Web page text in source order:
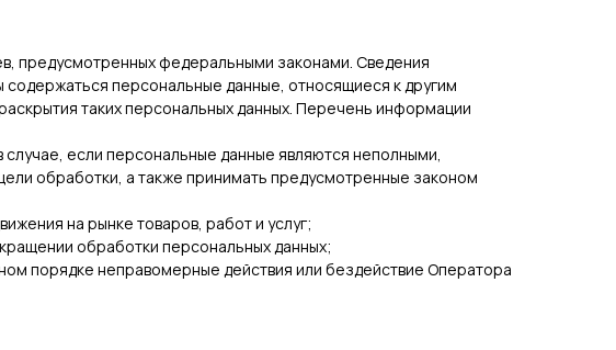
предусмотренных федеральными законами. Сведения
персональные данные, относящиеся к другим
таких персональных данных. Перечень информации
если персональные данные являются неполными,
обработки, а также принимать предусмотренные законом
на рынке товаров, работ и услуг;
обработки персональных данных;
порядке неправомерные действия или бездействие Оператора